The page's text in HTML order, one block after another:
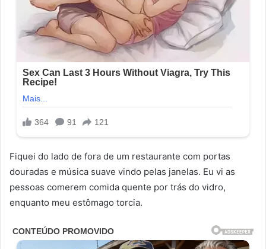
Fiquei do lado de fora de um restaurante com portas
douradas e música suave vindo pelas janelas. Eu vi as
pessoas comerem comida quente por trás do vidro,
enquanto meu estômago torcia.